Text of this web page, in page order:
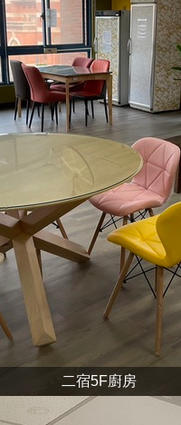
二宿5F廚房